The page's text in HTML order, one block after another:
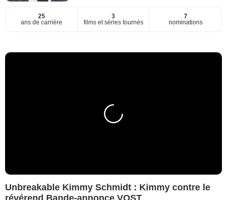
25
ans de carrière
3
films et séries tournés
7
nominations
Unbreakable Kimmy Schmidt : Kimmy contre le
révérend Bande-annonce VOST